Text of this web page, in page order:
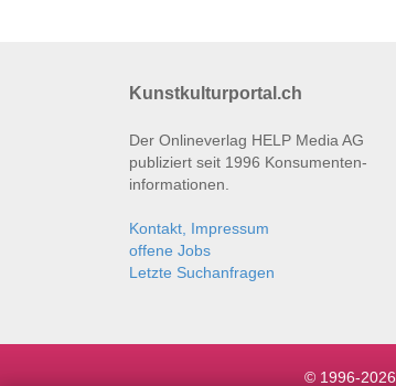
Kunstkulturportal.ch
Der Onlineverlag HELP Media AG
publiziert seit 1996 Konsumenten­
informationen.
Kontakt, Impressum
offene Jobs
Letzte Suchanfragen
© 1996-2026